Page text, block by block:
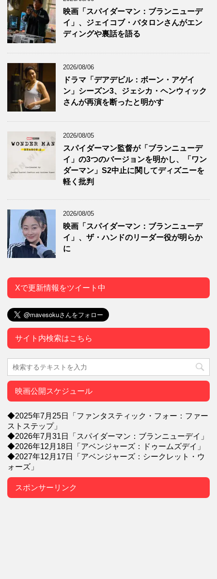
映画「スパイダーマン：ブランニューデ
イ」、ジェイコブ・バタロンさんがエン
ディングや裏話を語る
2026/08/06
ドラマ「デアデビル：ボーン・アゲイ
ン」シーズン3、ジェシカ・ヘンウィック
さんが再演を断ったと明かす
2026/08/05
スパイダーマン監督が「ブランニューデ
イ」の3つのバージョンを明かし、「ワン
ダーマン」S2中止に関してディズニーを
軽く批判
2026/08/05
映画「スパイダーマン：ブランニューデ
イ」、ザ・ハンドのリーダー役が明らか
に
Xで更新情報をツイート中
サイト内検索はこちら
映画公開スケジュール
◆2025年7月25日「ファンタスティック・フォー：ファー
ストステップ」
◆2026年7月31日「スパイダーマン：ブランニューデイ」
◆2026年12月18日「アベンジャーズ：ドゥームズデイ」
◆2027年12月17日「アベンジャーズ：シークレット・ウ
ォーズ」
スポンサーリンク